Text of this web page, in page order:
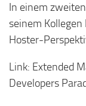
In einem
seinem
Hoster-
Link: Extended
Developers